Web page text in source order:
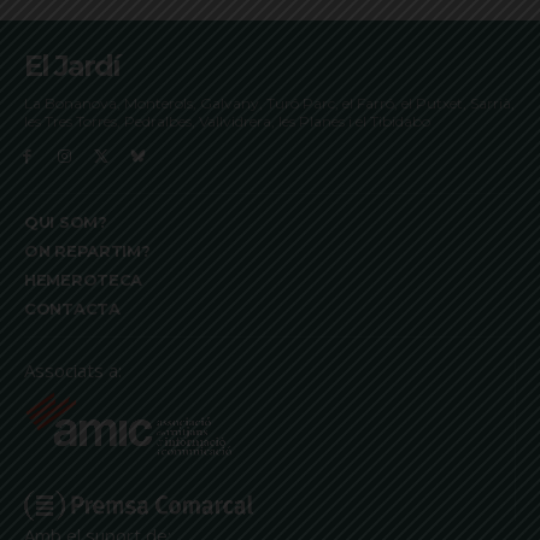
El Jardí
La Bonanova, Monterols, Galvany, Turó Parc, el Farró, el Putxet, Sarrià,
les Tres Torres, Pedralbes, Vallvidrera, les Planes i el Tibidabo
QUI SOM?
ON REPARTIM?
HEMEROTECA
CONTACTA
Associats a:
Amb el suport de: